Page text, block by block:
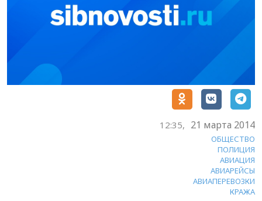
12:35, 21 марта 2014
ОБЩЕСТВО
ПОЛИЦИЯ
АВИАЦИЯ
АВИАРЕЙСЫ
АВИАПЕРЕВОЗКИ
КРАЖА